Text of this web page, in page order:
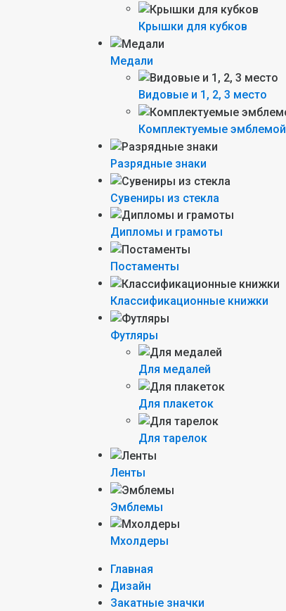
Крышки для кубков
Медали
Видовые и 1, 2, 3 место
Комплектуемые эмблемой
Разрядные знаки
Сувениры из стекла
Дипломы и грамоты
Постаменты
Классификационные книжки
Футляры
Для медалей
Для плакеток
Для тарелок
Ленты
Эмблемы
Мхолдеры
Главная
Дизайн
Закатные значки